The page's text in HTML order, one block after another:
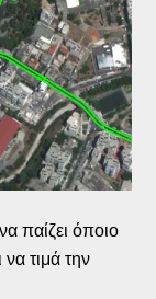
παίζει όποιο
τιμά την